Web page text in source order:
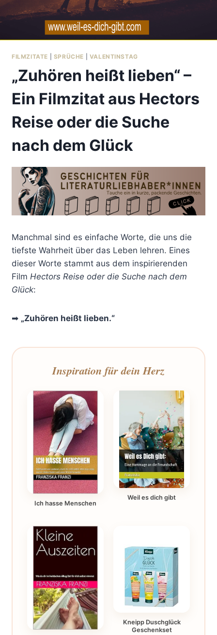
FILMZITATE SPRÜCHE VALENTINSTAG
„Zuhören heißt lieben“ –
Ein Filmzitat aus Hectors
Reise oder die Suche
nach dem Glück
Manchmal sind es einfache Worte, die uns die
tiefste Wahrheit über das Leben lehren. Eines
dieser Worte stammt aus dem inspirierenden
Film Hectors Reise oder die Suche nach dem
Glück:
➡ „Zuhören heißt lieben.“
Inspiration für dein Herz
Ich hasse Menschen
Weil es dich gibt
Kneipp Duschglück
Geschenkset